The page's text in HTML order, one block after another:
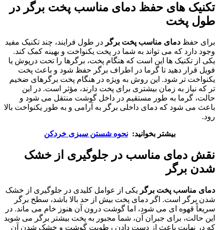
تکنیک های حفظ دمای مناسب پخت برگر در
طول پخت
برای حفظ دمای مناسب پخت برگر در طول فرایند، چند تکنیک مفید
وجود دارد که می تواند به شما در پخت یکنواخت و بهینه کمک کند.
یکی از تکنیک ها این است که هنگام پخت، برگرها را تحت درپوش یا
فویل قرار دهید تا گرما در اطراف برگر حفظ شود و باعث پخت
یکنواخت تر شود. این روش به ویژه در هنگام پخت برگرهای ضخیم
تر که نیاز به زمان بیشتری برای پخت دارند، مؤثر است. در این
حالت، گرما به طور مستقیم در داخل گوشت منتقل می شود و
باعث می شود که دمای داخلی برگر به آرامی و به طور یکنواخت بالا
رود.
بیشتر بخوانید:نحوه شستن سبزی خردکن
نقش دمای مناسب در جلوگیری از خشک
شدن برگر
دمای مناسب پخت برگر یکی از عوامل کلیدی در جلوگیری از خشک
شدن برگر است. اگر دمای پخت بیش از حد بالا باشد، سطح برگر
سریعاً قهوه ای می شود، اما گوشت درون آن هنوز خام می ماند. در
این حالت، برای جبران آن، شما مجبور به پخت بیشتر برگر می شوید
که در نهایت باعث از دست دادن رطوبت گوشت و خشک شدن آن